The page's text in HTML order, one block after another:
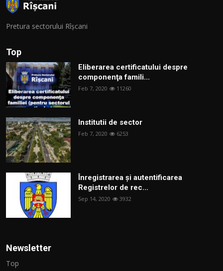
Pretura sectorului Rîșcani
Top
Eliberarea certificatului despre
componenţa famili...
Feb 7, 2020 11260
Institutii de sector
Feb 7, 2020 6253
Înregistrarea și autentificarea
Registrelor de rec...
Sep 14, 2020 3932
Newsletter
Top